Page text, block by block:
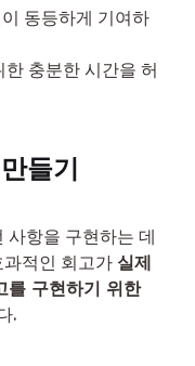
동등하게 기여하
충분한 시간을 허
들기
사항을 구현하는 데
과적인 회고가 실제
를 구현하기 위한
.